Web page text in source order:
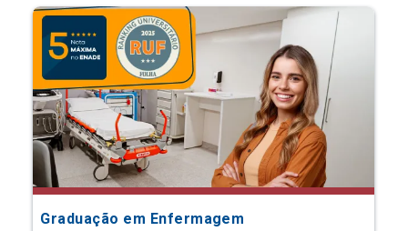
Graduação em Enfermagem